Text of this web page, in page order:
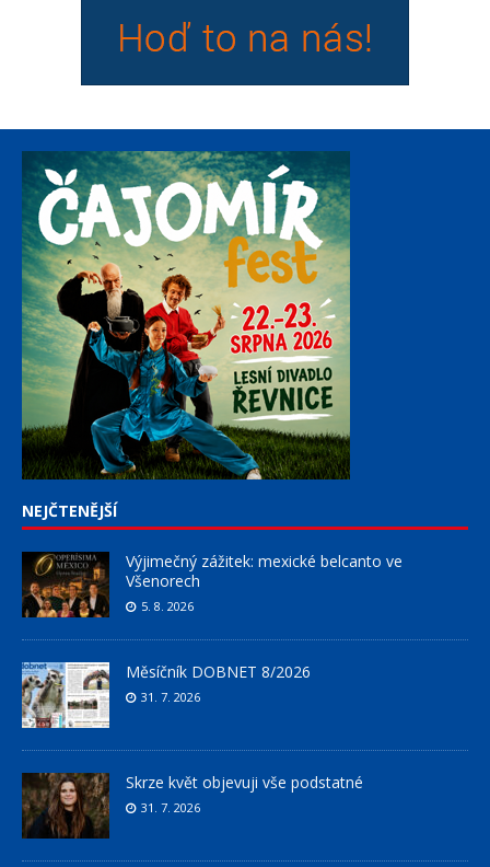
NEJČTENĚJŠÍ
Výjimečný zážitek: mexické belcanto ve
Všenorech
5. 8. 2026
Měsíčník DOBNET 8/2026
31. 7. 2026
Skrze květ objevuji vše podstatné
31. 7. 2026